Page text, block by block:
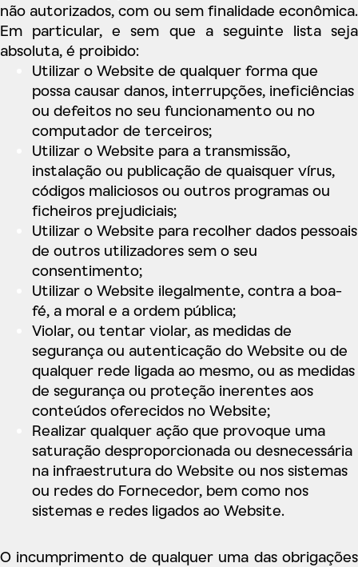
não autorizados, com ou sem finalidade econômica.
Em particular, e sem que a seguinte lista seja
absoluta, é proibido:
Utilizar o Website de qualquer forma que
possa causar danos, interrupções, ineficiências
ou defeitos no seu funcionamento ou no
computador de terceiros;
Utilizar o Website para a transmissão,
instalação ou publicação de quaisquer vírus,
códigos maliciosos ou outros programas ou
ficheiros prejudiciais;
Utilizar o Website para recolher dados pessoais
de outros utilizadores sem o seu
consentimento;
Utilizar o Website ilegalmente, contra a boa-
fé, a moral e a ordem pública;
Violar, ou tentar violar, as medidas de
segurança ou autenticação do Website ou de
qualquer rede ligada ao mesmo, ou as medidas
de segurança ou proteção inerentes aos
conteúdos oferecidos no Website;
Realizar qualquer ação que provoque uma
saturação desproporcionada ou desnecessária
na infraestrutura do Website ou nos sistemas
ou redes do Fornecedor, bem como nos
sistemas e redes ligados ao Website.
O incumprimento de qualquer uma das obrigações